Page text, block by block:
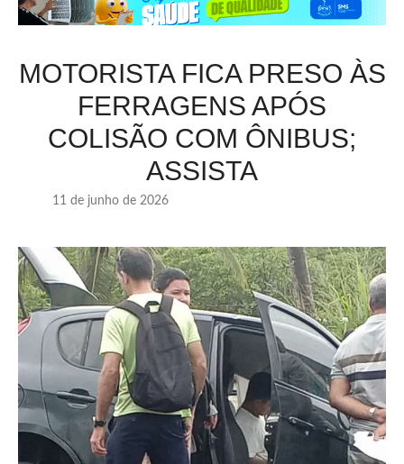
MOTORISTA FICA PRESO ÀS
FERRAGENS APÓS
COLISÃO COM ÔNIBUS;
ASSISTA
11 de junho de 2026